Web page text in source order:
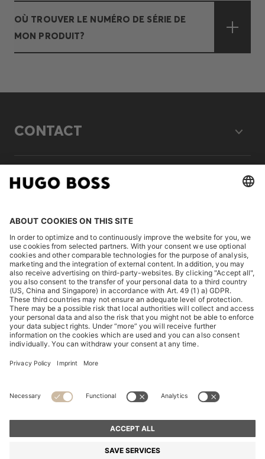
OÙ TROUVER LE NUMÉRO DE SÉRIE DE
MON PRODUIT?
CONTACT
LEGAL
DISCOVER
HUGO BOSS Corporate
© 2026 HUGO BOSS All rights reserved